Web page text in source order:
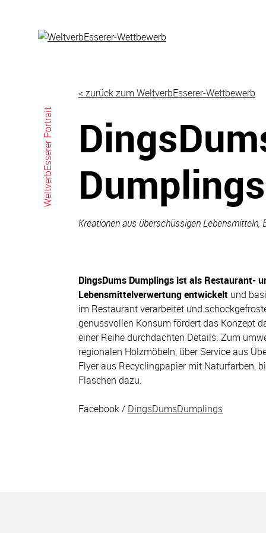
WeltverbEsserer Portrait
< zurück zum WeltverbEsserer-Wettbewerb
Dumplings
Kreationen aus überschüssigen Lebensmitteln,
DingsDums Dumplings ist als Restaurant-
Lebensmittelverwertung entwickelt und
im Restaurant verarbeitet und
genussvollen Konsum fördert das Konzept
einer Reihe durchdachten Details. Zum
regionalen Holzmöbeln, über Service aus
Flyer aus Recyclingpapier mit Naturfarben,
Flaschen dazu.
Facebook / DingsDumsDumplings